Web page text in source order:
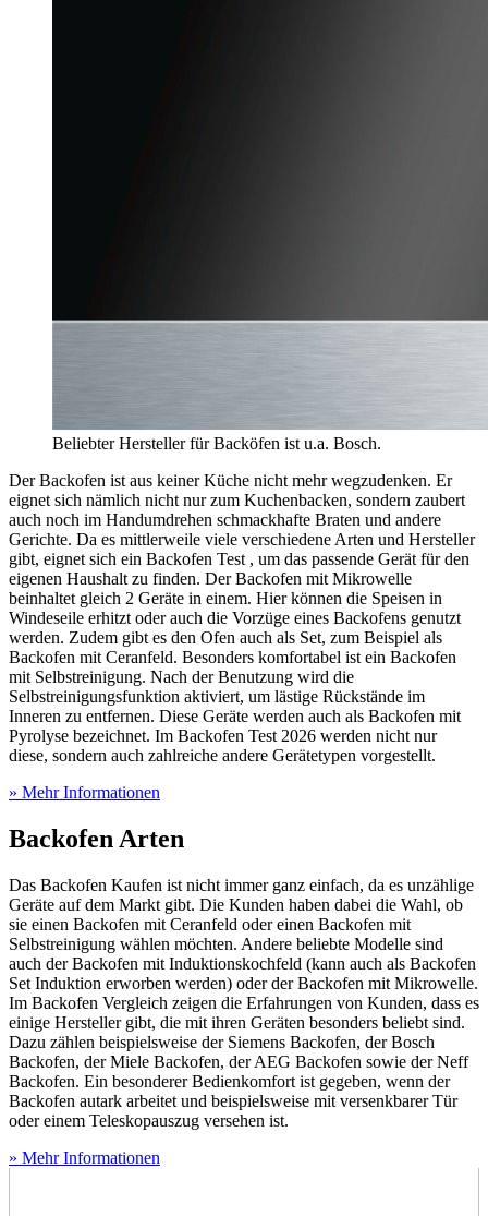
Beliebter Hersteller für Backöfen ist u.a. Bosch.
Der Backofen ist aus keiner Küche nicht mehr wegzudenken. Er
eignet sich nämlich nicht nur zum Kuchenbacken, sondern zaubert
auch noch im Handumdrehen schmackhafte Braten und andere
Gerichte. Da es mittlerweile viele verschiedene Arten und Hersteller
gibt, eignet sich ein Backofen Test , um das passende Gerät für den
eigenen Haushalt zu finden. Der Backofen mit Mikrowelle
beinhaltet gleich 2 Geräte in einem. Hier können die Speisen in
Windeseile erhitzt oder auch die Vorzüge eines Backofens genutzt
werden. Zudem gibt es den Ofen auch als Set, zum Beispiel als
Backofen mit Ceranfeld. Besonders komfortabel ist ein Backofen
mit Selbstreinigung. Nach der Benutzung wird die
Selbstreinigungsfunktion aktiviert, um lästige Rückstände im
Inneren zu entfernen. Diese Geräte werden auch als Backofen mit
Pyrolyse bezeichnet. Im Backofen Test 2026 werden nicht nur
diese, sondern auch zahlreiche andere Gerätetypen vorgestellt.
» Mehr Informationen
Backofen Arten
Das Backofen Kaufen ist nicht immer ganz einfach, da es unzählige
Geräte auf dem Markt gibt. Die Kunden haben dabei die Wahl, ob
sie einen Backofen mit Ceranfeld oder einen Backofen mit
Selbstreinigung wählen möchten. Andere beliebte Modelle sind
auch der Backofen mit Induktionskochfeld (kann auch als Backofen
Set Induktion erworben werden) oder der Backofen mit Mikrowelle.
Im Backofen Vergleich zeigen die Erfahrungen von Kunden, dass es
einige Hersteller gibt, die mit ihren Geräten besonders beliebt sind.
Dazu zählen beispielsweise der Siemens Backofen, der Bosch
Backofen, der Miele Backofen, der AEG Backofen sowie der Neff
Backofen. Ein besonderer Bedienkomfort ist gegeben, wenn der
Backofen autark arbeitet und beispielsweise mit versenkbarer Tür
oder einem Teleskopauszug versehen ist.
» Mehr Informationen